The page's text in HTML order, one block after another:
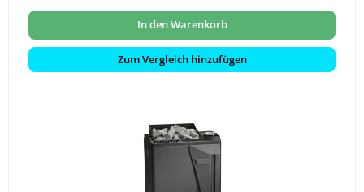
In den Warenkorb
Zum Vergleich hinzufügen